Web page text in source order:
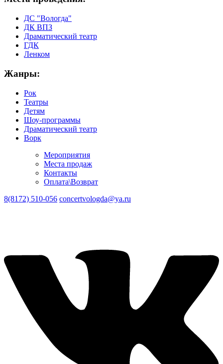
ДС "Вологда"
ДК ВПЗ
Драматический театр
ГДК
Ленком
Жанры:
Рок
Театры
Детям
Шоу-программы
Драматический театр
Ворк
Мероприятия
Места продаж
Контакты
Оплата\Возврат
8(8172) 510-056 concertvologda@ya.ru